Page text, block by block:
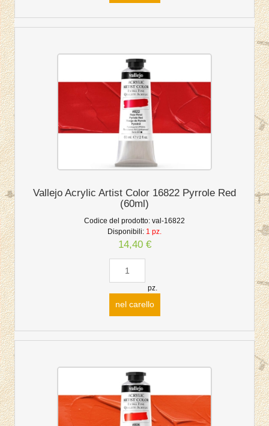
Vallejo Acrylic Artist Color 16822 Pyrrole Red
(60ml)
Codice del prodotto: val-16822
Disponibili: 1 pz.
14,40 €
pz.
nel carello